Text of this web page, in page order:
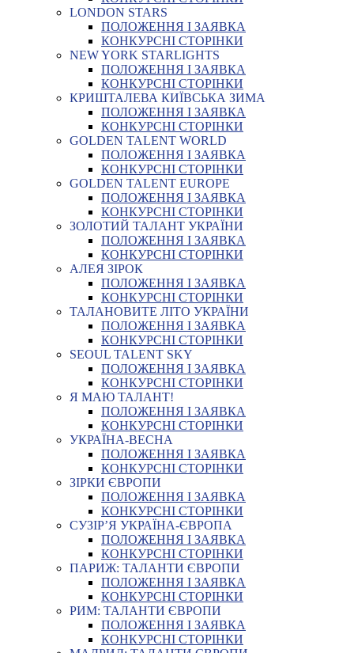
LONDON STARS
ПОЛОЖЕННЯ І ЗАЯВКА
КОНКУРСНІ СТОРІНКИ
NEW YORK STARLIGHTS
ПОЛОЖЕННЯ І ЗАЯВКА
КОНКУРСНІ СТОРІНКИ
КРИШТАЛЕВА КИЇВСЬКА ЗИМА
ПОЛОЖЕННЯ І ЗАЯВКА
КОНКУРСНІ СТОРІНКИ
GOLDEN TALENT WORLD
ПОЛОЖЕННЯ І ЗАЯВКА
КОНКУРСНІ СТОРІНКИ
GOLDEN TALENT EUROPE
ПОЛОЖЕННЯ І ЗАЯВКА
КОНКУРСНІ СТОРІНКИ
ЗОЛОТИЙ ТАЛАНТ УКРАЇНИ
ПОЛОЖЕННЯ І ЗАЯВКА
КОНКУРСНІ СТОРІНКИ
АЛЕЯ ЗІРОК
ПОЛОЖЕННЯ І ЗАЯВКА
КОНКУРСНІ СТОРІНКИ
ТАЛАНОВИТЕ ЛІТО УКРАЇНИ
ПОЛОЖЕННЯ І ЗАЯВКА
КОНКУРСНІ СТОРІНКИ
SEOUL TALENT SKY
ПОЛОЖЕННЯ І ЗАЯВКА
КОНКУРСНІ СТОРІНКИ
Я МАЮ ТАЛАНТ!
ПОЛОЖЕННЯ І ЗАЯВКА
КОНКУРСНІ СТОРІНКИ
УКРАЇНА-ВЕСНА
ПОЛОЖЕННЯ І ЗАЯВКА
КОНКУРСНІ СТОРІНКИ
ЗІРКИ ЄВРОПИ
ПОЛОЖЕННЯ І ЗАЯВКА
КОНКУРСНІ СТОРІНКИ
СУЗІР’Я УКРАЇНА-ЄВРОПА
ПОЛОЖЕННЯ І ЗАЯВКА
КОНКУРСНІ СТОРІНКИ
ПАРИЖ: ТАЛАНТИ ЄВРОПИ
ПОЛОЖЕННЯ І ЗАЯВКА
КОНКУРСНІ СТОРІНКИ
РИМ: ТАЛАНТИ ЄВРОПИ
ПОЛОЖЕННЯ І ЗАЯВКА
КОНКУРСНІ СТОРІНКИ